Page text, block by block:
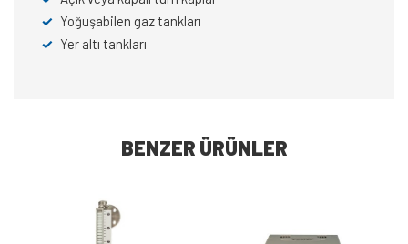
✓ Yoğuşabilen gaz tankları
✓ Yer altı tankları
BENZER ÜRÜNLER